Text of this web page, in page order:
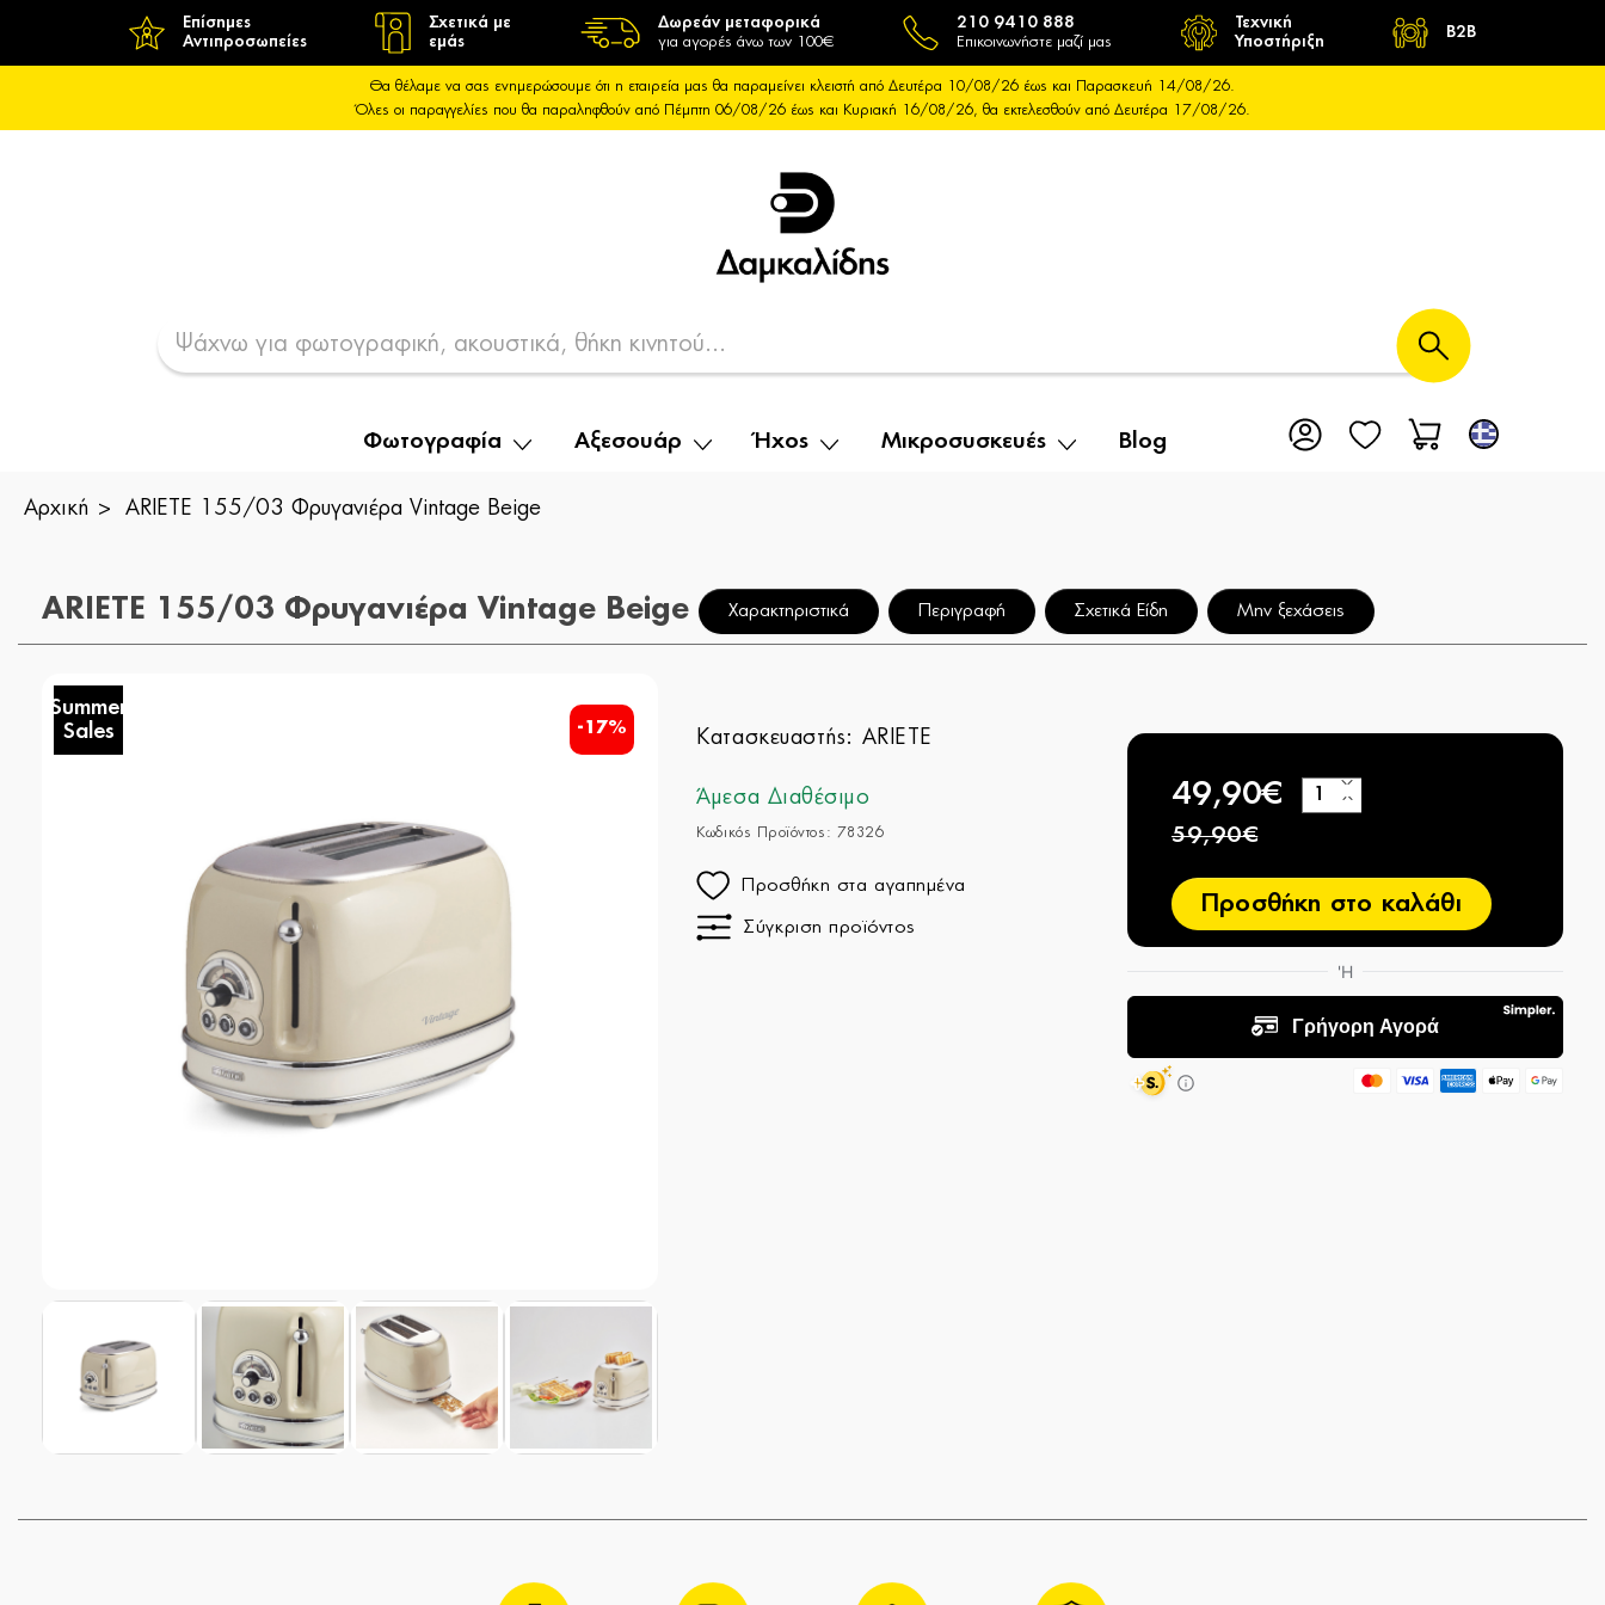
Επίσημες
Αντιπροσωπείες
Σχετικά με
εμάς
Δωρεάν μεταφορικά
για αγορές άνω των 100€
210 9410 888
Επικοινωνήστε μαζί μας
Τεχνική
Υποστήριξη
B2B
Θα θέλαμε να σας ενημερώσουμε ότι η εταιρεία μας θα παραμείνει κλειστή από Δευτέρα 10/08/26 έως και Παρασκευή 14/08/26.
Όλες οι παραγγελίες που θα παραληφθούν από Πέμπτη 06/08/26 έως και Κυριακή 16/08/26, θα εκτελεσθούν από Δευτέρα 17/08/26.
Φωτογραφία Αξεσουάρ Ήχος Μικροσυσκευές Blog
Αρχική ARIETE 155/03 Φρυγανιέρα Vintage Beige
ARIETE 155/03 Φρυγανιέρα Vintage Beige Χαρακτηριστικά Περιγραφή Σχετικά Είδη Μην ξεχάσεις
Summer
Sales
-17% Κατασκευαστής: ARIETE
Άμεσα Διαθέσιμο
Κωδικός Προϊόντος: 78326
Προσθήκη στα αγαπημένα
Σύγκριση προϊόντος
49,90€
59,90€
−
+
Προσθήκη στο καλάθι